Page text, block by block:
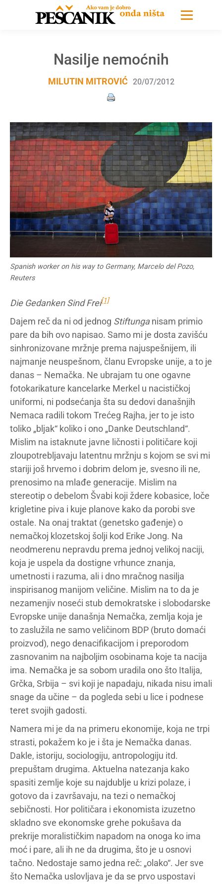
Nasilje nemoćnih
MILUTIN MITROVIĆ 20/07/2012
Spanish worker on his way to Germany, Marcelo del Pozo,
Reuters
Die Gedanken Sind Frei[1]
Dajem reč da ni od jednog Stiftunganisam primio
pare da bih ovo napisao. Samo mi je dosta zavišću
sinhronizovane mržnje prema najuspešnijem, ili
najmanje neuspešnom, članu Evropske unije, a to je
danas – Nemačka. Ne ubrajam tu one ogavne
fotokarikature kancelarke Merkel u nacističkoj
uniformi, ni podsećanja šta su dedovi današnjih
Nemaca radili tokom Trećeg Rajha, jer to je isto
toliko „bljak“ koliko i ono „Danke Deutschland“.
Mislim na istaknute javne ličnosti i političare koji
zloupotrebljavaju latentnu mržnju s kojom se svi mi
stariji još hrvemo i dobrim delom je, svesno ili ne,
prenosimo na mlađe generacije. Mislim na
stereotip o debelom Švabi koji ždere kobasice, loče
krigletine piva i kuje planove kako da porobi sve
ostale. Na onaj traktat (genetsko gađenje) o
nemačkoj klozetskoj šolji kod Erike Jong. Na
neodmerenu nepravdu prema jednoj velikoj naciji,
koja je uspela da dostigne vrhunce znanja,
umetnosti i razuma, ali i dno mračnog nasilja
inspirisanog manijom veličine. Mislim na to da je
nezamenjiv noseći stub demokratske i slobodarske
Evropske unije današnja Nemačka, zemlja koja je
to zaslužila ne samo veličinom BDP (bruto domaći
proizvod), nego denacifikacijom i preporodom
zasnovanim na najboljim osobinama koje ta nacija
ima. Nemačka je sa sobom uradila ono što Italija,
Grčka, Srbija – svi koji je napadaju, nikada nisu imali
snage da učine – da pogleda sebi u lice i podnese
teret svojih gadosti.
Namera mi je da na primeru ekonomije, koja ne trpi
strasti, pokažem ko je i šta je Nemačka danas.
Dakle, istoriju, sociologiju, antropologiju itd.
prepuštam drugima. Aktuelna natezanja kako
spasiti zemlje koje su najdublje u krizi polaze, i
gotovo da i završavaju, na tezi o nemačkoj
sebičnosti. Hor političara i ekonomista izuzetno
skladno sve ekonomske grehe pokušava da
prekrije moralističkim napadom na onoga ko ima
moć i pare, ali ih ne da drugima, što je u osnovi
tačno. Nedostaje samo jedna reč: „olako“. Jer sve
što Nemačka uslovljava je da se prvo uspostavi